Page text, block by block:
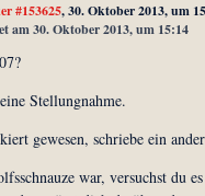
#153625, 30. Oktober 2013, um
am 30. Oktober 2013, um 15:14
Stellungnahme.
gewesen, schriebe ein
war, versuchst du